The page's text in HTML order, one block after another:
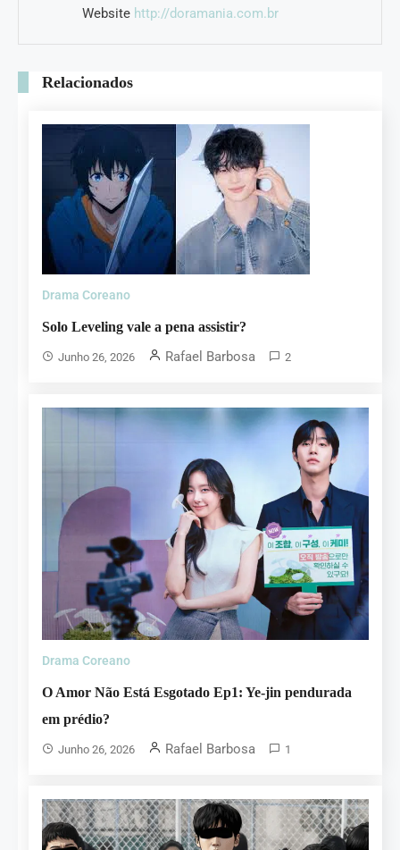
Website http://doramania.com.br
Relacionados
Drama Coreano
Solo Leveling vale a pena assistir?
Junho 26, 2026 Rafael Barbosa 2
Drama Coreano
O Amor Não Está Esgotado Ep1: Ye-jin pendurada
em prédio?
Junho 26, 2026 Rafael Barbosa 1